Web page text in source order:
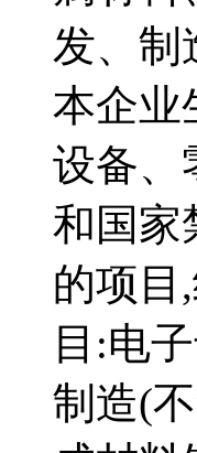
发、制
本企业
设备、
和国家
的项目
目:电
制造(